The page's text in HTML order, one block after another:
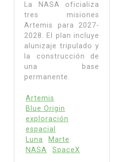
La NASA oficializa
tres misiones
Artemis para 2027-
2028. El plan incluye
alunizaje tripulado y
la construcción de
una base
permanente.
Artemis
Blue Origin
exploración
espacial
Luna
Marte
NASA
SpaceX